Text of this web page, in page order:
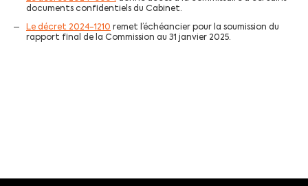
documents confidentiels du Cabinet.
Le décret 2024-1210 remet l’échéancier pour la soumission du
rapport final de la Commission au 31 janvier 2025.